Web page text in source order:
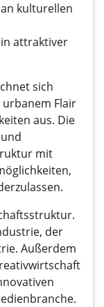
kulturellen
attraktiver
sich
Flair
aus. Die
mit
der
Außerdem